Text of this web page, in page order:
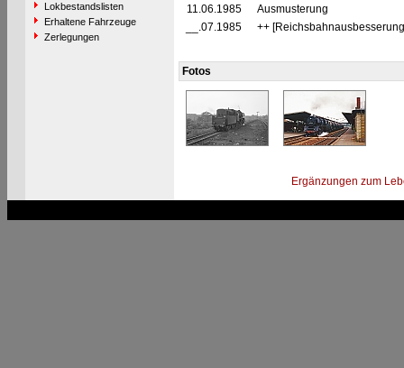
Lokbestandslisten
Erhaltene Fahrzeuge
Zerlegungen
11.06.1985
Ausmusterung
__.07.1985
++
Fotos
Ergänzungen zum